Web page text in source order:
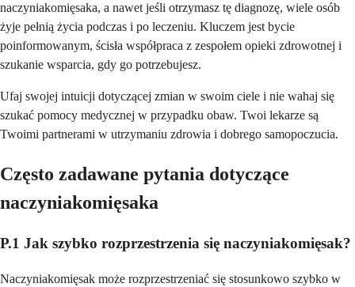
naczyniakomięsaka, a nawet jeśli otrzymasz tę diagnozę, wiele osób
żyje pełnią życia podczas i po leczeniu. Kluczem jest bycie
poinformowanym, ścisła współpraca z zespołem opieki zdrowotnej i
szukanie wsparcia, gdy go potrzebujesz.
Ufaj swojej intuicji dotyczącej zmian w swoim ciele i nie wahaj się
szukać pomocy medycznej w przypadku obaw. Twoi lekarze są
Twoimi partnerami w utrzymaniu zdrowia i dobrego samopoczucia.
Często zadawane pytania dotyczące
naczyniakomięsaka
P.1 Jak szybko rozprzestrzenia się naczyniakomięsak?
Naczyniakomięsak może rozprzestrzeniać się stosunkowo szybko w